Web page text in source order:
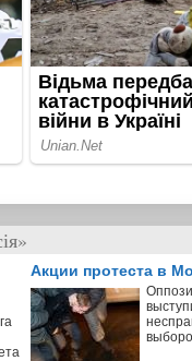
Акции протеста в